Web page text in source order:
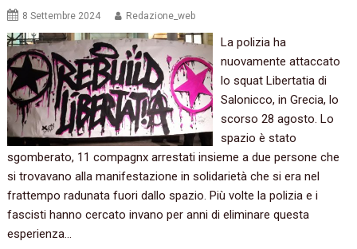
8 Settembre 2024 Redazione_web
La polizia ha
nuovamente attaccato
lo squat Libertatia di
Salonicco, in Grecia, lo
scorso 28 agosto. Lo
spazio è stato
sgomberato, 11 compagnx arrestati insieme a due persone che
si trovavano alla manifestazione in solidarietà che si era nel
frattempo radunata fuori dallo spazio. Più volte la polizia e i
fascisti hanno cercato invano per anni di eliminare questa
esperienza…